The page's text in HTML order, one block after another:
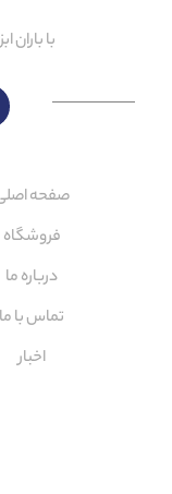
با
صفحه
فروشگاه
درباره ما
تماس با ما
اخبار